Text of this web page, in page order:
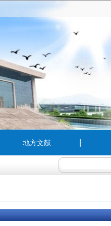
地方文献